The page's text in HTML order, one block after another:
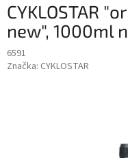
CYKLOSTAR
new", 1000ml
6591
Značka: CYKLOSTAR